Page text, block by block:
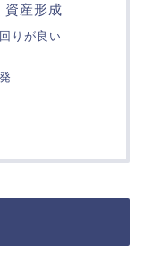
資産形成
りが良い